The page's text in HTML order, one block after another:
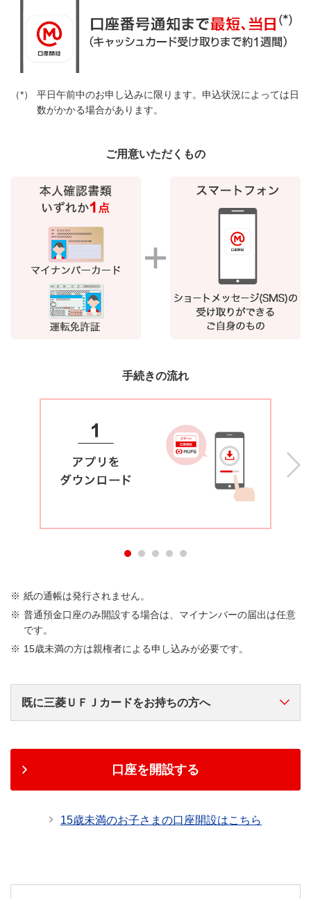
平日午前中のお申し込みに限ります。申込状況によっては日
数がかかる場合があります。
ご用意いただくもの
手続きの流れ
紙の通帳は発行されません。
普通預金口座のみ開設する場合は、マイナンバーの届出は任意
です。
15歳未満の方は親権者による申し込みが必要です。
既に三菱ＵＦＪカードをお持ちの方へ
ＭＤＣアプリで
口座を開設する
15歳未満のお子さまの口座開設はこちら